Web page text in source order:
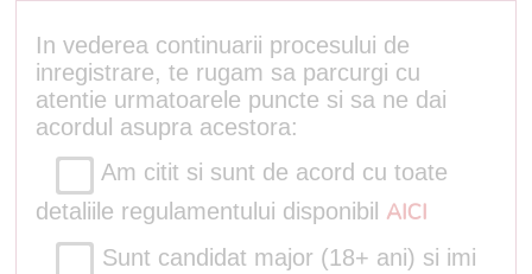
In vederea continuarii procesului de
inregistrare, te rugam sa parcurgi cu
atentie urmatoarele puncte si sa ne dai
acordul asupra acestora:
Am citit si sunt de acord cu toate
detaliile regulamentului disponibil AICI
Sunt candidat major (18+ ani) si imi